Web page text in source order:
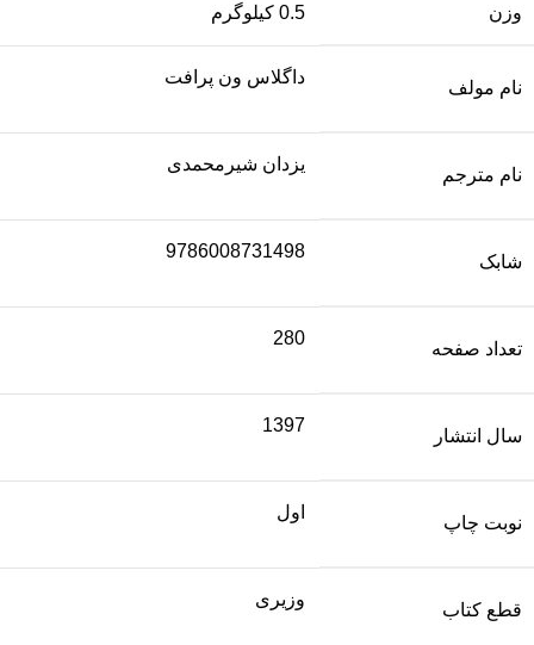
وزن 0.5 کیلوگرم
نام مولف
داگلاس ون پرافت
نام مترجم
یزدان شیرمحمدی
شابک
9786008731498
تعداد صفحه
280
سال انتشار
1397
نوبت چاپ
اول
قطع کتاب
وزیری